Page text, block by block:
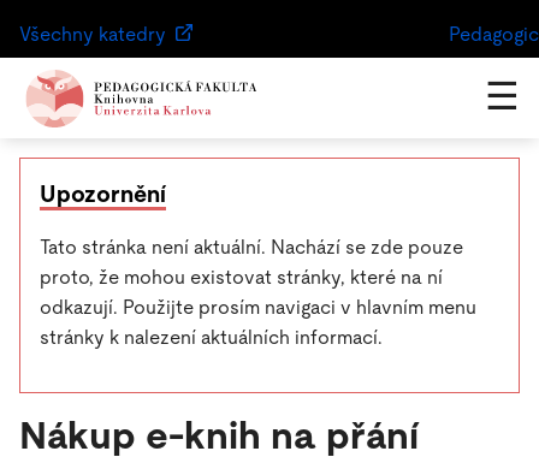
Všechny katedry
☰
Upozornění
Tato stránka není aktuální. Nachází se zde pouze
proto, že mohou existovat stránky, které na ní
odkazují. Použijte prosím navigaci v hlavním menu
stránky k nalezení aktuálních informací.
Nákup e-knih na přání